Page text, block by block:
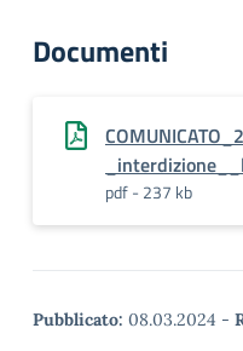
Documenti
pdf - 237 kb
Pubblicato: 08.03.2024 -